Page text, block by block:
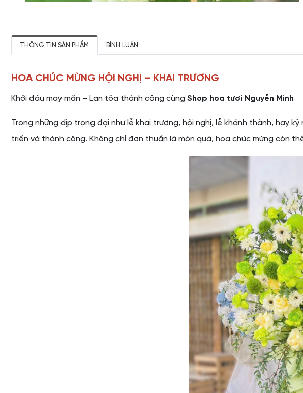
THÔNG TIN SẢN PHẨM BÌNH LUẬN
HOA CHÚC MỪNG HỘI NGHỊ – KHAI TRƯƠNG
Khởi đầu may mắn – Lan tỏa thành công cùng Shop hoa tươi Nguyễn Minh
Trong những dịp trọng đại như lễ khai trương, hội nghị, lễ khánh thành, hay
triển và thành công. Không chỉ đơn thuần là món quà, hoa chúc mừng còn